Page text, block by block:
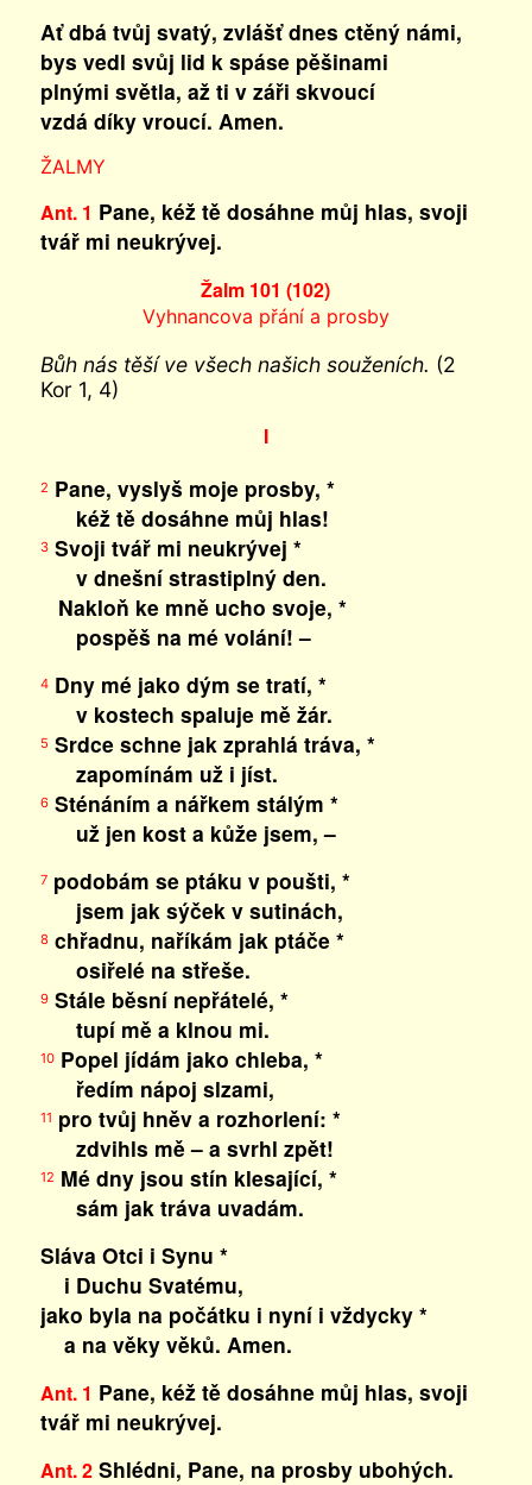
Ať dbá tvůj svatý, zvlášť dnes ctěný námi,
bys vedl svůj lid k spáse pěšinami
plnými světla, až ti v záři skvoucí
vzdá díky vroucí. Amen.
ŽALMY
Ant. 1 Pane, kéž tě dosáhne můj hlas, svoji
tvář mi neukrývej.
Žalm 101 (102)
Vyhnancova přání a prosby
Bůh nás těší ve všech našich souženích. (2
Kor 1, 4)
I
2 Pane, vyslyš moje prosby, *
kéž tě dosáhne můj hlas!
3Svoji tvář mi neukrývej *
v dnešní strastiplný den.
Nakloň ke mně ucho svoje, *
pospěš na mé volání! –
4Dny mé jako dým se tratí, *
v kostech spaluje mě žár.
5 Srdce schne jak zprahlá tráva, *
zapomínám už i jíst.
6Sténáním a nářkem stálým *
už jen kost a kůže jsem, –
7podobám se ptáku v poušti, *
jsem jak sýček v sutinách,
8 chřadnu, naříkám jak ptáče *
osiřelé na střeše.
9Stále běsní nepřátelé, *
tupí mě a klnou mi.
10Popel jídám jako chleba, *
ředím nápoj slzami,
11 pro tvůj hněv a rozhorlení: *
zdvihls mě – a svrhl zpět!
12 Mé dny jsou stín klesající, *
sám jak tráva uvadám.
Sláva Otci i Synu *
i Duchu Svatému,
jako byla na počátku i nyní i vždycky *
a na věky věků. Amen.
Ant. 1 Pane, kéž tě dosáhne můj hlas, svoji
tvář mi neukrývej.
Ant. 2Shlédni, Pane, na prosby ubohých.